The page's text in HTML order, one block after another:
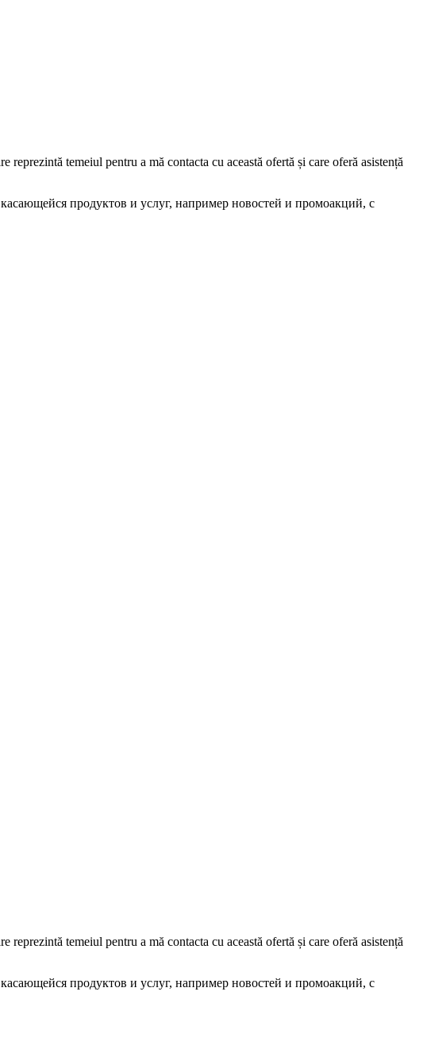
temeiul pentru a mă contacta cu această ofertă și care oferă asistență
продуктов и услуг, например новостей и промоакций, с
temeiul pentru a mă contacta cu această ofertă și care oferă asistență
продуктов и услуг, например новостей и промоакций, с